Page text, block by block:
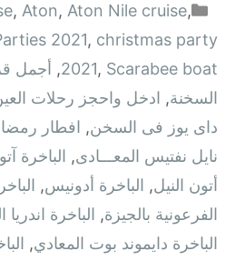
التصنيفات , Aton, Aton Nile cruise,
2021, christmas party
2021, Scarabee boat
, أجمل
السخنة, ادخل واحجز رحلات
داى يوز فى السخن, افطار رمضان
نايل نفتيس المعـــادى, الباخرة
أتون النيل, الباخرة أدونيس,
الفرعونية بالجيزة, الباخرة
الباخرة دايموند بوت المعادي,